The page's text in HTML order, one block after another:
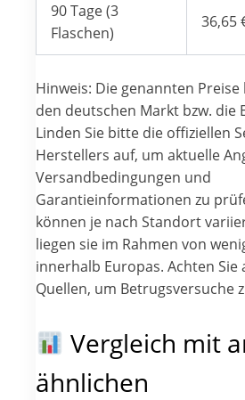
90 Tage (3
Flaschen)
36,65
Hinweis: Die genannten
den deutschen Markt bzw. die
Linden Sie bitte die offiziellen
Herstellers auf, um aktuelle
Versandbedingungen und
Garantieinformationen zu
können je nach Standort
liegen sie im Rahmen von
innerhalb Europas. Achten Sie
Quellen, um Betrugsversuche
Vergleich mit
ähnlichen